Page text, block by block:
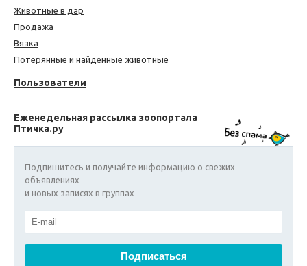
Животные в дар
Продажа
Вязка
Потерянные и найденные животные
Пользователи
Еженедельная рассылка зоопортала
Птичка.ру
Подпишитесь и получайте информацию о свежих
объявлениях
и новых записях в группах